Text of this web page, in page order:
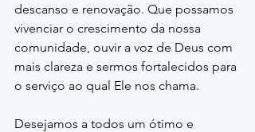
descanso e renovação. Que possamos
vivenciar o crescimento da nossa
comunidade, ouvir a voz de Deus com
mais clareza e sermos fortalecidos para
o serviço ao qual Ele nos chama.
Desejamos a todos um ótimo e